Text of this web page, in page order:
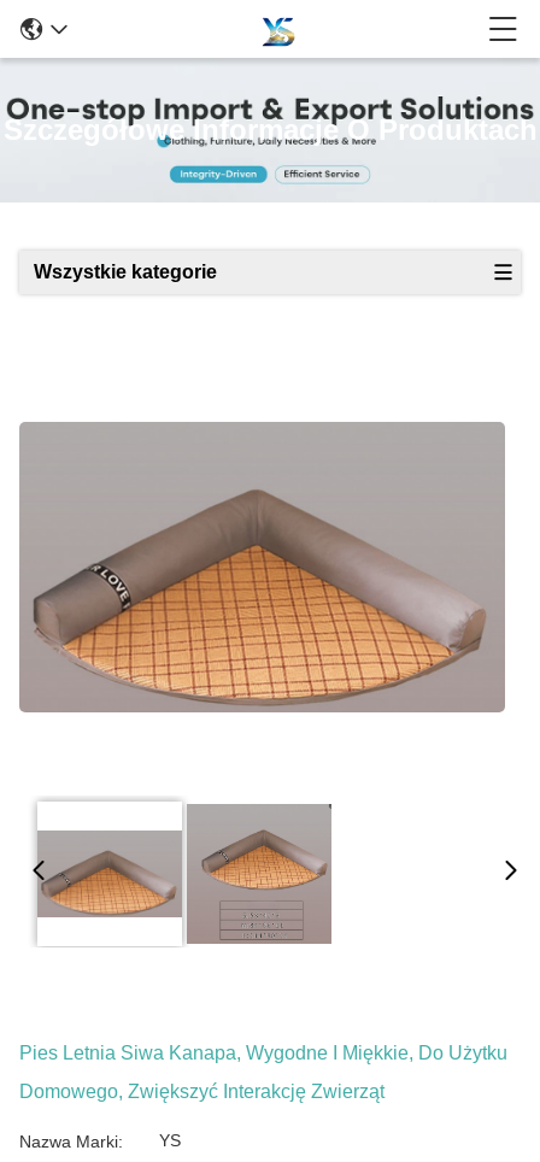
Szczegółowe Informacje O Produktach
Wszystkie kategorie
Pies Letnia Siwa Kanapa, Wygodne I Miękkie, Do Użytku
Domowego, Zwiększyć Interakcję Zwierząt
Nazwa Marki: YS